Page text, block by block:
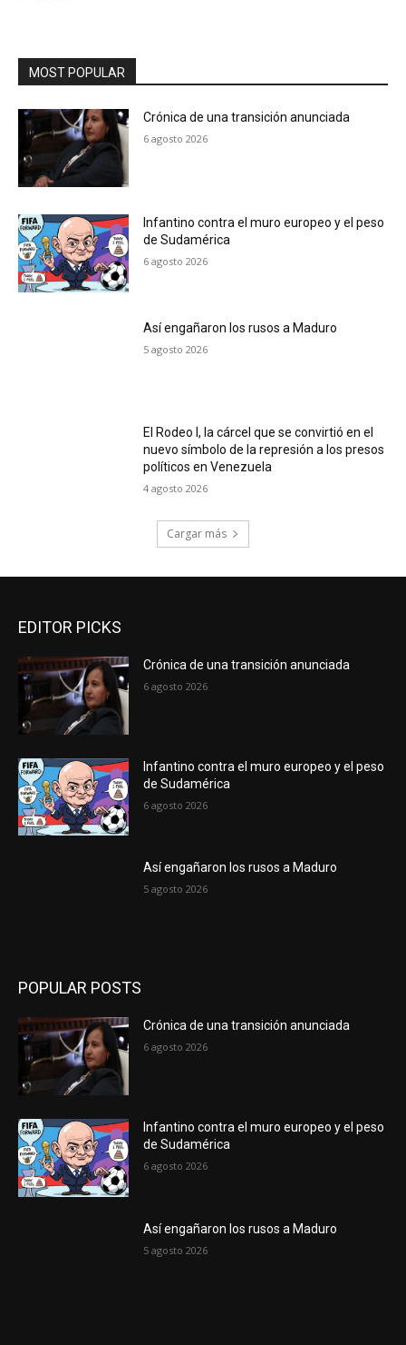
MOST POPULAR
Crónica de una transición anunciada
6 agosto 2026
Infantino contra el muro europeo y el peso
de Sudamérica
6 agosto 2026
Así engañaron los rusos a Maduro
5 agosto 2026
El Rodeo I, la cárcel que se convirtió en el
nuevo símbolo de la represión a los presos
políticos en Venezuela
4 agosto 2026
Cargar más
EDITOR PICKS
Crónica de una transición anunciada
6 agosto 2026
Infantino contra el muro europeo y el peso
de Sudamérica
6 agosto 2026
Así engañaron los rusos a Maduro
5 agosto 2026
POPULAR POSTS
Crónica de una transición anunciada
6 agosto 2026
Infantino contra el muro europeo y el peso
de Sudamérica
6 agosto 2026
Así engañaron los rusos a Maduro
5 agosto 2026